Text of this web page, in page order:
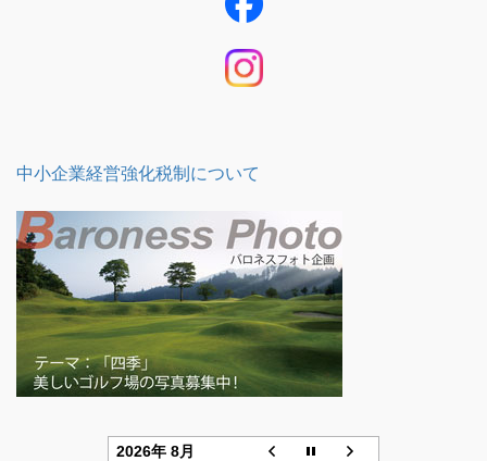
中小企業経営強化税制について
2026年 8月